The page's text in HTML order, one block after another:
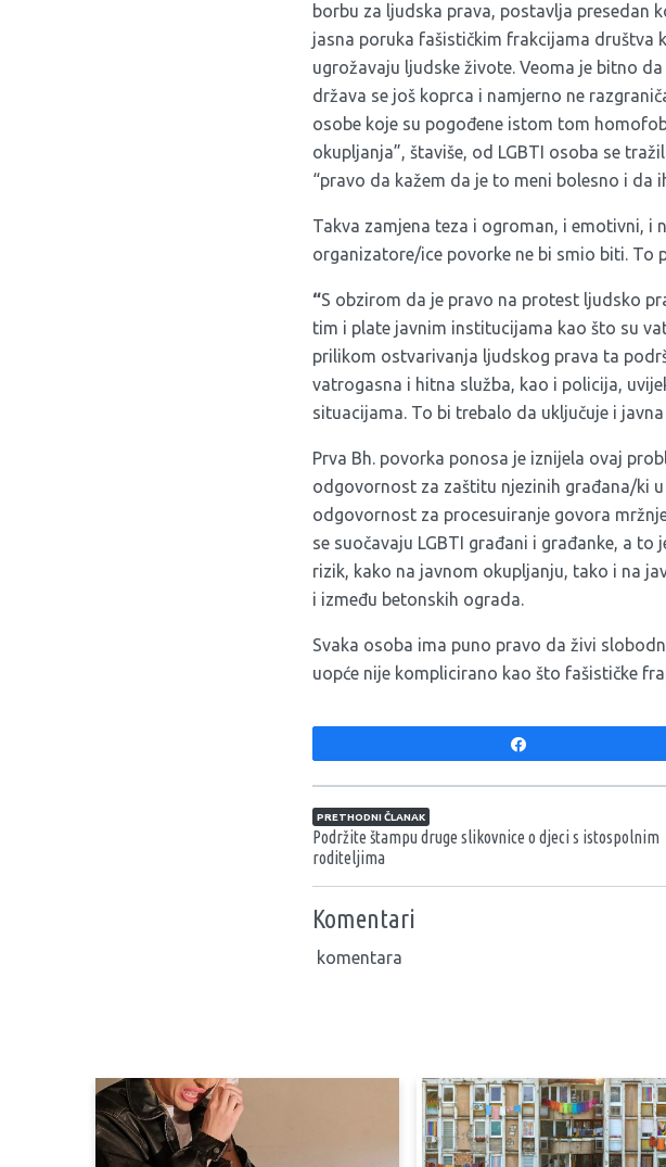
borbu za ljudska prava, postavlja presedan
jasna poruka fašističkim frakcijama društva
ugrožavaju ljudske živote. Veoma je bitno
država se još koprca i namjerno ne
osobe koje su pogođene istom tom
okupljanja”, štaviše, od LGBTI osoba se
“pravo da kažem da je to meni bolesno i da
Takva zamjena teza i ogroman, i emotivni, i
organizatore/ice povorke ne bi smio biti. To
“S obzirom da je pravo na protest ljudsko
tim i plate javnim institucijama kao što su
prilikom ostvarivanja ljudskog prava ta
vatrogasna i hitna služba, kao i policija,
situacijama. To bi trebalo da uključuje i
Prva Bh. povorka ponosa je iznijela ovaj
odgovornost za zaštitu njezinih građana/ki
odgovornost za procesuiranje govora
se suočavaju LGBTI građani i građanke, a
rizik, kako na javnom okupljanju, tako i na
i između betonskih ograda.
Svaka osoba ima puno pravo da živi
uopće nije komplicirano kao što fašističke
Navigacija članaka
PRETHODNI ČLANAK
Podržite štampu druge slikovnice o djeci s istospolnim
roditeljima
Komentari
komentara